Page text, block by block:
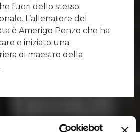
fuori dello stesso
L’allenatore del
è Amerigo Penzo che ha
e iniziato una
di maestro della